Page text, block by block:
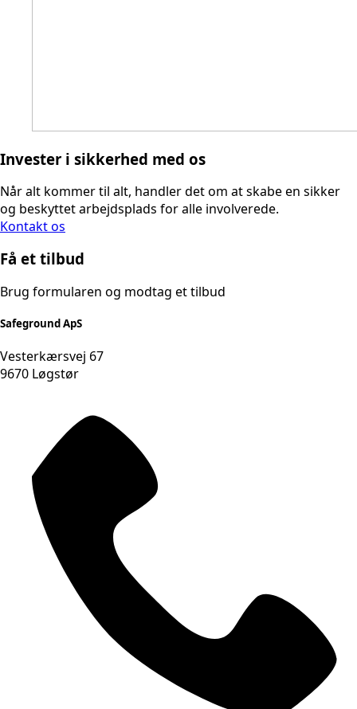
Invester i sikkerhed med os
Når alt kommer til alt, handler det om at skabe en sikker
og beskyttet arbejdsplads for alle involverede.
Kontakt os
Få et tilbud
Brug formularen og modtag et tilbud
Safeground ApS
Vesterkærsvej 67
9670 Løgstør